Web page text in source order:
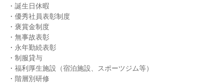
・誕生日休暇
・優秀社員表彰制度
・褒賞金制度
・無事故表彰
・永年勤続表彰
・制服貸与
・福利厚生施設（宿泊施設、スポーツジム等）
・階層別研修